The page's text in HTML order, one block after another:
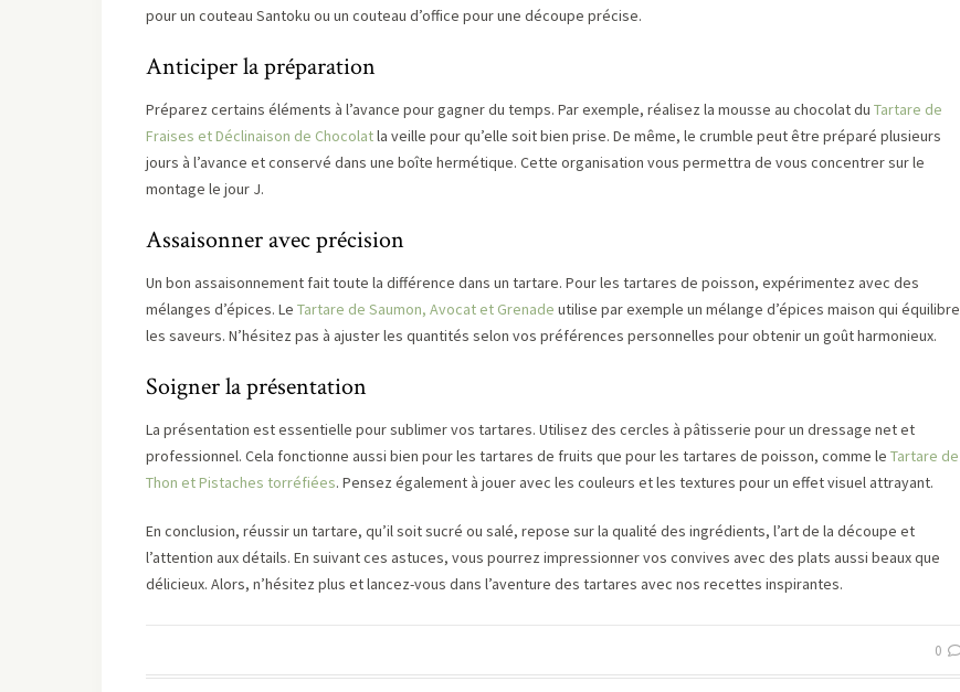
pour un couteau Santoku ou un couteau d’office pour une découpe précise.
Anticiper la préparation
Préparez certains éléments à l’avance pour gagner du temps. Par exemple, réalisez la mousse au chocolat du Tartare de
Fraises et Déclinaison de Chocolatla veille pour qu’elle soit bien prise. De même, le crumble peut être préparé plusieurs
jours à l’avance et conservé dans une boîte hermétique. Cette organisation vous permettra de vous concentrer sur le
montage le jour J.
Assaisonner avec précision
Un bon assaisonnement fait toute la différence dans un tartare. Pour les tartares de poisson, expérimentez avec des
mélanges d’épices. Le Tartare de Saumon, Avocat et Grenade utilise par exemple un mélange d’épices maison qui équilibre
les saveurs. N’hésitez pas à ajuster les quantités selon vos préférences personnelles pour obtenir un goût harmonieux.
Soigner la présentation
La présentation est essentielle pour sublimer vos tartares. Utilisez des cercles à pâtisserie pour un dressage net et
professionnel. Cela fonctionne aussi bien pour les tartares de fruits que pour les tartares de poisson, comme le Tartare de
Thon et Pistaches torréfiées. Pensez également à jouer avec les couleurs et les textures pour un effet visuel attrayant.
En conclusion, réussir un tartare, qu’il soit sucré ou salé, repose sur la qualité des ingrédients, l’art de la découpe et
l’attention aux détails. En suivant ces astuces, vous pourrez impressionner vos convives avec des plats aussi beaux que
délicieux. Alors, n’hésitez plus et lancez-vous dans l’aventure des tartares avec nos recettes inspirantes.
0